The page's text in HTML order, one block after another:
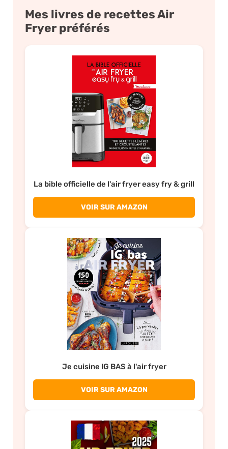
Mes livres de recettes Air
Fryer préférés
La bible officielle de l'air fryer easy fry & grill
VOIR SUR AMAZON
Je cuisine IG BAS à l'air fryer
VOIR SUR AMAZON